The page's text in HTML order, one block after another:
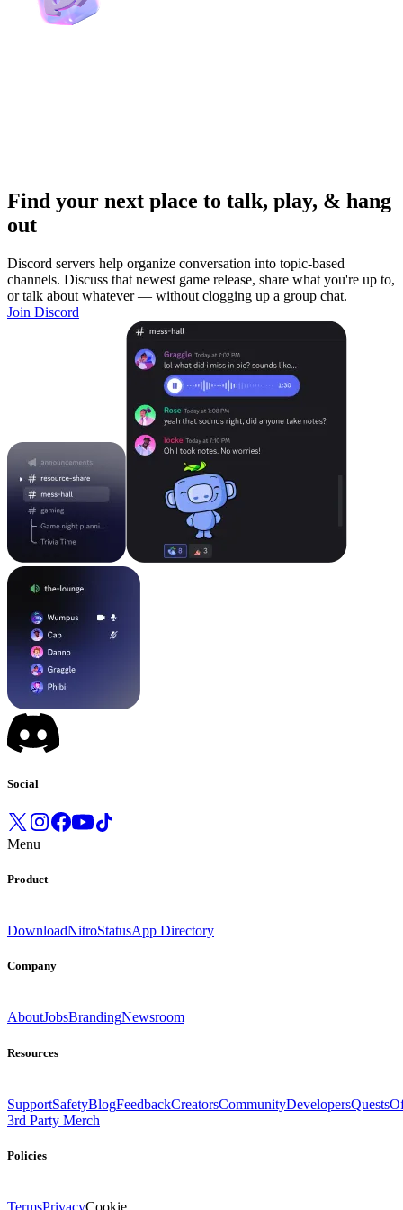
Find your next place to talk, play, & hang
out
Discord servers help organize conversation into topic-based
channels. Discuss that newest game release, share what you're up to,
or talk about whatever — without clogging up a group chat.
Join Discord
Social
Menu
Product
DownloadNitroStatusApp Directory
Company
AboutJobsBrandingNewsroom
Resources
SupportSafetyBlogFeedbackCreatorsCommunityDevelopersQuests
3rd Party Merch
Policies
TermsPrivacyCookie